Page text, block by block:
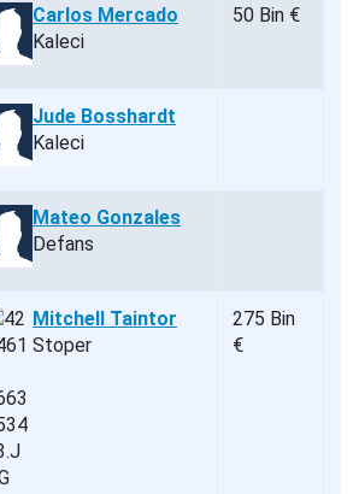
Carlos Mercado
Kaleci
50 Bin €
Jude Bosshardt
Kaleci
Mateo Gonzales
Defans
Mitchell Taintor
Stoper
275 Bin
€